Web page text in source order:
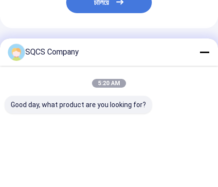
চালিয়ে
প্রস্তাবিত পণ্য
SQCS Company
5:20 AM
Good day, what product are you looking for?